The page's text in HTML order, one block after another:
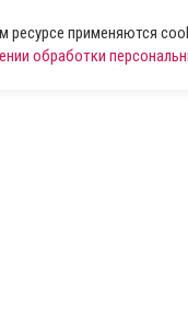
применяются
обработки